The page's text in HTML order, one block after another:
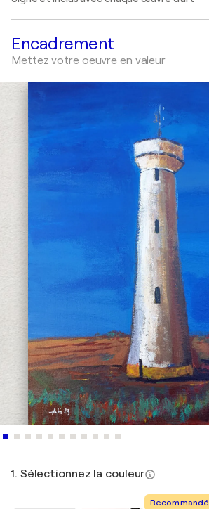
Encadrement
Mettez votre oeuvre en valeur
1. Sélectionnez la couleur
Recommandé